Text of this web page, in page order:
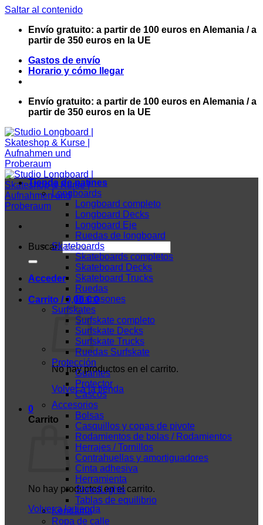
Saltar al contenido
Envío gratuito: a partir de 100 euros en Alemania / a
partir de 350 euros en la UE
Gastos de envío
Horario y cómo llegar
Envío gratuito: a partir de 100 euros en Alemania / a
partir de 350 euros en la UE
Buscar:
Acceder
Carrito /0,00€ 0
No hay productos en el carrito.
Volver a la tienda
0
Carrito
No hay productos en el carrito.
Volver a la tienda
Tienda de patines
Longboards
Longboard completo
Longboard Decks
Longboard Eje
Ruedas de longboard
Skateboards
Skateboards completos
Skateboard Decks
Skateboard Trucks
Ruedas
Diapasones
Surfskates
Surfskate completo
Surfskate Decks
Surfskate Trucks
Ruedas Surfskate
Protección
Guantes
Protector
Cascos
Accesorios
Bolsas
Casquillos y copas de pivote
Rodamientos de bolas / Rodamientos
Herrajes / Tornillos
Contrahuellas y amortiguadores
Cinta adhesiva
Herramienta
ShredLights
Tablas de equilibrio
Kendama
Ropa de calle